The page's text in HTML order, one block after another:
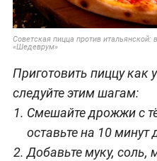
Советская пицца против
«Шедеврум»
Приготовить пиццу как
следуйте этим шагам:
Смешайте дрожжи с
оставьте на 10
Добавьте муку, соль,